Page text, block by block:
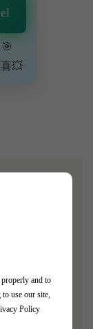
and to
use our site,
Policy
💥
葡萄
咁精準，
度明亮充
人垂涎嘅微